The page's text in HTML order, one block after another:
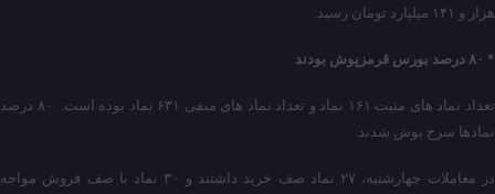
هزار و ۱۴۱ میلیارد تومان رسید.
* ۸۰ درصد بورس قرمزپوش بودند
تعداد نماد های مثبت ۱۶۱ نماد و تعداد نماد های منفی ۶۳۱ نماد بوده است. ۸۰ درصد
نمادها سرخ پوش شدند.
در معاملات چهارشنبه، ۲۷ نماد صف خرید داشتند و ۳۰ نماد با صف‌ فروش مواجه